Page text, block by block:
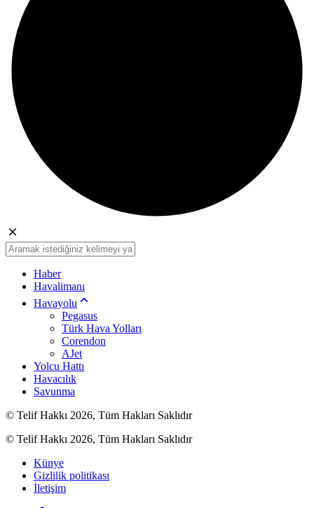
Haber
Havalimanı
Havayolu
Pegasus
Türk Hava Yolları
Corendon
AJet
Yolcu Hattı
Havacılık
Savunma
© Telif Hakkı 2026, Tüm Hakları Saklıdır
© Telif Hakkı 2026, Tüm Hakları Saklıdır
Künye
Gizlilik politikası
İletişim